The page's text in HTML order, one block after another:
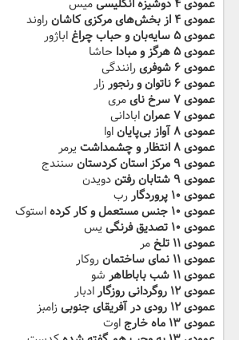
عمودی ۴ دوشیزه انگلیسی
میس
عمودی ۴ از بخش‌های مرکزی کاشان
راوند
عمودی ۵ سایه‌بان و حباب چراغ
اباژور
عمودی ۵ هرگز و مبادا
حاشا
عمودی ۶ شوفری
رانندگی
عمودی ۶ ناتوان‬‫ و رنجور
زار
عمودی ۷ سرخ نای
مری
عمودی ۷ عمران
ابادانی
عمودی ۸ آواز بی‌پایان
اوا
عمودی ۸ انتظار‬‫ و چشمداشت
یرمر
عمودی ۹ مرکز استان کردستان
سنندج
عمودی ۹ شتابان رفتن
دویدن
عمودی ۱۰ پروردگار
رب
عمودی ۱۰ جنس مستعمل و کار کرده
استوک
عمودی ۱۰ تصدیق فرنگی
یس
عمودی ۱۱ تلخ
مر
عمودی ۱۱ نمای ساختمان
روکار
عمودی ۱۱ شب باباطاهر
شو
عمودی ۱۲ روگردانی‬ ‫روزگار
ادبار
عمودی ۱۲ رودی در آفریقای جنوبی
زامبز
عمودی ۱۳ ماه خارج
اوت